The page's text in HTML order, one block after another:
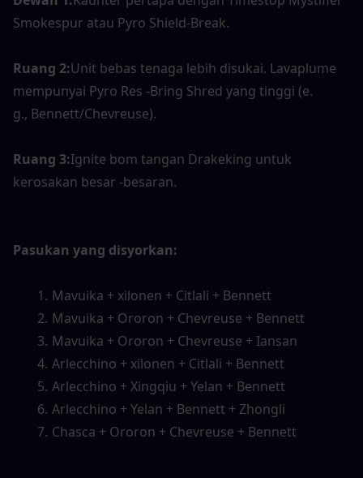
Smokespur atau Pyro Shield-Break.
Ruang 2:Unit bebas tenaga lebih disukai. Lavaplume
mempunyai Pyro Res -Bring Shred yang tinggi (e.
g., Bennett/Chevreuse).
Ruang 3:Ignite bom tangan Drakeking untuk
kerosakan besar -besaran.
Pasukan yang disyorkan:
Mavuika + xilonen + Citlali + Bennett
Mavuika + Ororon + Chevreuse + Bennett
Mavuika + Ororon + Chevreuse + Iansan
Arlecchino + xilonen + Citlali + Bennett
Arlecchino + Xingqiu + Yelan + Bennett
Arlecchino + Yelan + Bennett + Zhongli
Chasca + Ororon + Chevreuse + Bennett